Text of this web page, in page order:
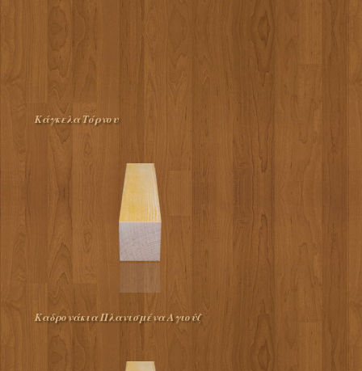
Κάγκελα Τόρνου
Καδρονάκια Πλανισμένα Αγιούζ